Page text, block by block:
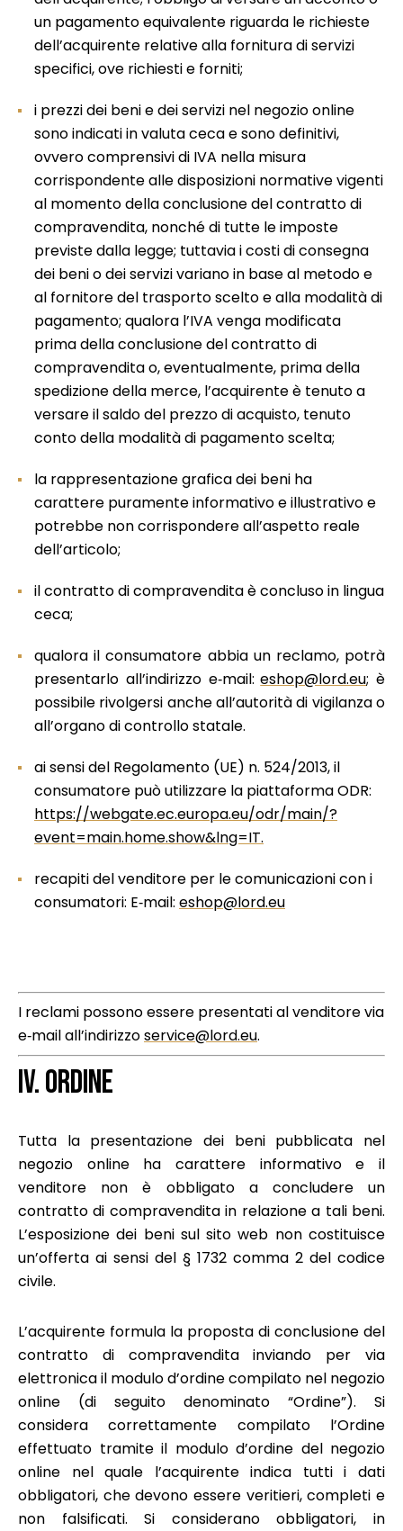
un pagamento equivalente riguarda le richieste
dell’acquirente relative alla fornitura di servizi
specifici, ove richiesti e forniti;
i prezzi dei beni e dei servizi nel negozio online
sono indicati in valuta ceca e sono definitivi,
ovvero comprensivi di IVA nella misura
corrispondente alle disposizioni normative vigenti
al momento della conclusione del contratto di
compravendita, nonché di tutte le imposte
previste dalla legge; tuttavia i costi di consegna
dei beni o dei servizi variano in base al metodo e
al fornitore del trasporto scelto e alla modalità di
pagamento; qualora l’IVA venga modificata
prima della conclusione del contratto di
compravendita o, eventualmente, prima della
spedizione della merce, l’acquirente è tenuto a
versare il saldo del prezzo di acquisto, tenuto
conto della modalità di pagamento scelta;
la rappresentazione grafica dei beni ha
carattere puramente informativo e illustrativo e
potrebbe non corrispondere all’aspetto reale
dell’articolo;
il contratto di compravendita è concluso in lingua
ceca;
qualora il consumatore abbia un reclamo, potrà
presentarlo all’indirizzo e‑mail: eshop@lord.eu; è
possibile rivolgersi anche all’autorità di vigilanza o
all’organo di controllo statale.
ai sensi del Regolamento (UE) n. 524/2013, il
consumatore può utilizzare la piattaforma ODR:
https://webgate.ec.europa.eu/odr/main/?
event=main.home.show&lng=IT.
recapiti del venditore per le comunicazioni con i
consumatori: E‑mail: eshop@lord.eu
I reclami possono essere presentati al venditore via
e‑mail all’indirizzoservice@lord.eu.
IV. ORDINE
Tutta la presentazione dei beni pubblicata nel
negozio online ha carattere informativo e il
venditore non è obbligato a concludere un
contratto di compravendita in relazione a tali beni.
L’esposizione dei beni sul sito web non costituisce
un’offerta ai sensi del § 1732 comma 2 del codice
civile.
L’acquirente formula la proposta di conclusione del
contratto di compravendita inviando per via
elettronica il modulo d’ordine compilato nel negozio
online (di seguito denominato “Ordine”). Si
considera correttamente compilato l’Ordine
effettuato tramite il modulo d’ordine del negozio
online nel quale l’acquirente indica tutti i dati
obbligatori, che devono essere veritieri, completi e
non falsificati. Si considerano obbligatori, in